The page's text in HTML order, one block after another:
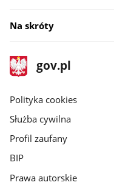
Na skróty
stopka
gov.pl
Strona
gov.pl
gov.pl
Polityka cookies
Służba cywilna
Profil zaufany
BIP
Prawa autorskie